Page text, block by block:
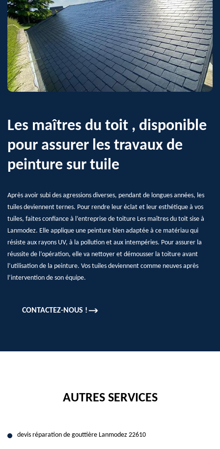
Les maîtres du toit , disponible
pour assurer les travaux de
peinture sur tuile
Après avoir subi des agressions diverses, pendant de longues années, les
tuiles deviennent ternes. Pour rendre leur éclat et leur esthétique à vos
tuiles, faites confiance à l’entreprise de toiture Les maîtres du toit sise à
Lanmodez. Elle applique une peinture bien adaptée à ce matériau qui
résiste aux rayons UV, à la pollution et aux intempéries. Pour assurer la
réussite de l’opération, elle va nettoyer et démousser la toiture avant
l’utilisation de la peinture. Vos tuiles deviennent comme neuves après
l’intervention de son équipe.
CONTACTEZ-NOUS !
AUTRES SERVICES
devis réparation de gouttière Lanmodez 22610